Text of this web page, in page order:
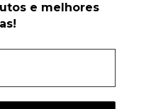
e melhores